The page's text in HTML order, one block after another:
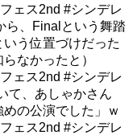
ェス2nd #シンデレ
ら、Finalという舞踏
う位置づけだった
なかったと）
ェス2nd #シンデレ
て、あしゃかさん
めの公演でした」ｗ
ェス2nd #シンデレ